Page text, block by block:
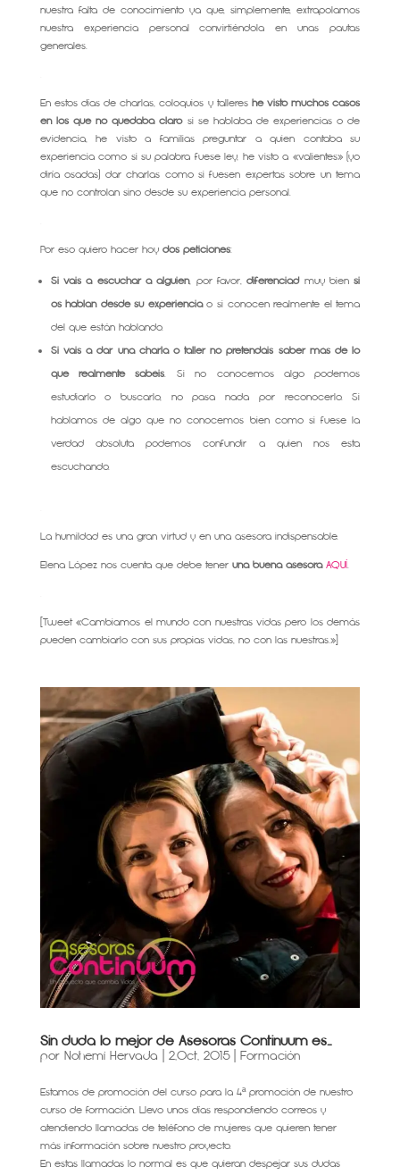
nuestra falta de conocimiento ya que, simplemente, extrapolamos
nuestra experiencia personal convirtiéndola en unas pautas
generales.
En estos días de charlas, coloquios y talleres he visto muchos casos
en los que no quedaba clarosi se hablaba de experiencias o de
evidencia, he visto a familias preguntar a quien contaba su
experiencia como si su palabra fuese ley, he visto a «valientes» (yo
diría osadas) dar charlas como si fuesen expertas sobre un tema
que no controlan sino desde su experiencia personal.
Por eso quiero hacer hoy dos peticiones:
Si vais a escuchar a alguien, por favor,diferenciadmuy biensi
os hablan desde su experienciao si conocen realmente el tema
del que están hablando.
Si vais a dar una charla o taller no pretendáis saber más de lo
que realmente sabéis. Si no conocemos algo podemos
estudiarlo o buscarlo, no pasa nada por reconocerlo. Si
hablamos de algo que no conocemos bien como si fuese la
verdad absoluta podemos confundir a quien nos esta
escuchando.
La humildad es una gran virtud y en una asesora indispensable.
Elena López nos cuenta que debe tener una buena asesora AQUÍ.
[Tweet «Cambiamos el mundo con nuestras vidas pero los demás
pueden cambiarlo con sus propias vidas, no con las nuestras.»]
Sin duda lo mejor de Asesoras Continuum es…
por Nohemí Hervada 2,Oct, 2015| Formación
Estamos de promoción del curso para la 4ª promoción de nuestro
curso de formación. Llevo unos días respondiendo correos y
atendiendo llamadas de teléfono de mujeres que quieren tener
más información sobre nuestro proyecto.
En estas llamadas lo normal es que quieran despejar sus dudas